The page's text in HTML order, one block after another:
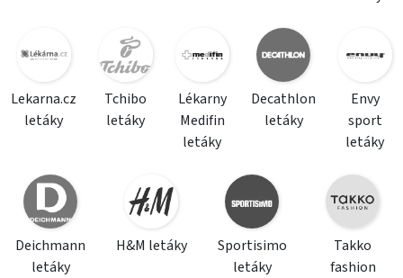
Lekarna.cz
letáky
Tchibo
letáky
Lékarny
Medifin
letáky
Decathlon
letáky
Envy
sport
letáky
Deichmann
letáky
H&M letáky
Sportisimo
letáky
Takko
fashion